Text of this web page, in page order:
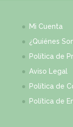
Mi Cuenta
¿Quiénes
Política de
Aviso Legal
Política de
Política de